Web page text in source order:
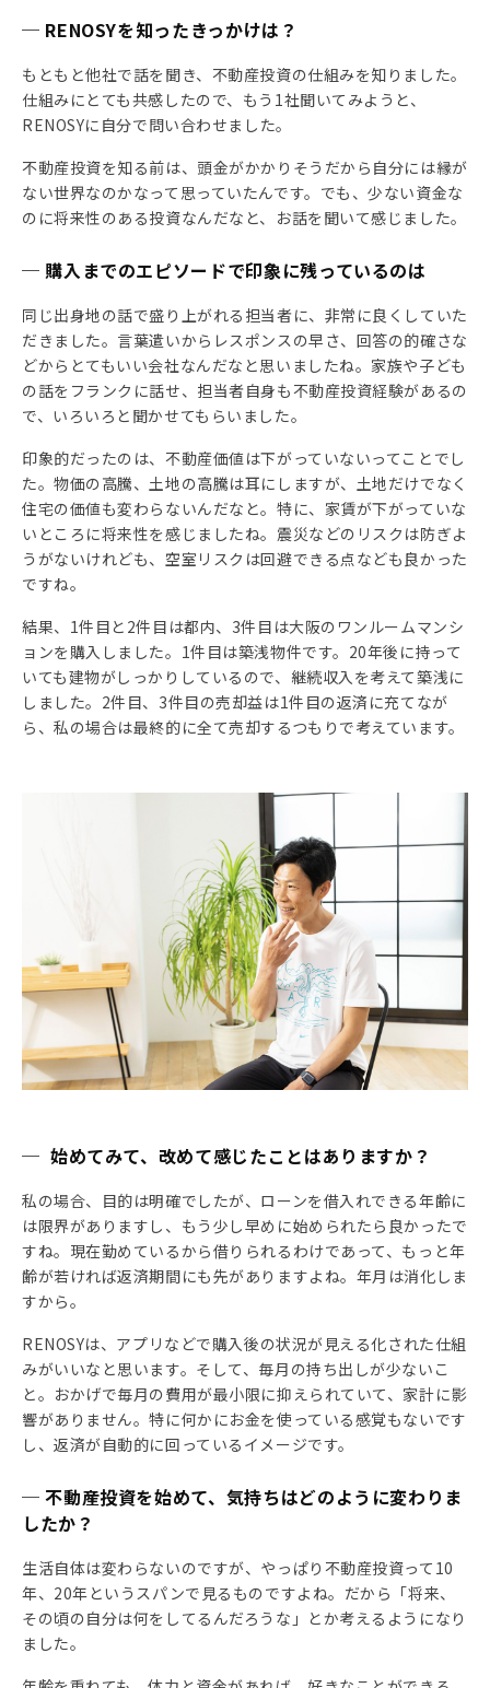
─ RENOSYを知ったきっかけは？
もともと他社で話を聞き、不動産投資の仕組みを知りました。
仕組みにとても共感したので、もう1社聞いてみようと、
RENOSYに自分で問い合わせました。
不動産投資を知る前は、頭金がかかりそうだから自分には縁が
ない世界なのかなって思っていたんです。でも、少ない資金な
のに将来性のある投資なんだなと、お話を聞いて感じました。
─ 購入までのエピソードで印象に残っているのは
同じ出身地の話で盛り上がれる担当者に、非常に良くしていた
だきました。言葉遣いからレスポンスの早さ、回答の的確さな
どからとてもいい会社なんだなと思いましたね。家族や子ども
の話をフランクに話せ、担当者自身も不動産投資経験があるの
で、いろいろと聞かせてもらいました。
印象的だったのは、不動産価値は下がっていないってことでし
た。物価の高騰、土地の高騰は耳にしますが、土地だけでなく
住宅の価値も変わらないんだなと。特に、家賃が下がっていな
いところに将来性を感じましたね。震災などのリスクは防ぎよ
うがないけれども、空室リスクは回避できる点なども良かった
ですね。
結果、1件目と2件目は都内、3件目は大阪のワンルームマンシ
ョンを購入しました。1件目は築浅物件です。20年後に持って
いても建物がしっかりしているので、継続収入を考えて築浅に
しました。2件目、3件目の売却益は1件目の返済に充てなが
ら、私の場合は最終的に全て売却するつもりで考えています。
─ 始めてみて、改めて感じたことはありますか？
私の場合、目的は明確でしたが、ローンを借入れできる年齢に
は限界がありますし、もう少し早めに始められたら良かったで
すね。現在勤めているから借りられるわけであって、もっと年
齢が若ければ返済期間にも先がありますよね。年月は消化しま
すから。
RENOSYは、アプリなどで購入後の状況が見える化された仕組
みがいいなと思います。そして、毎月の持ち出しが少ないこ
と。おかげで毎月の費用が最小限に抑えられていて、家計に影
響がありません。特に何かにお金を使っている感覚もないです
し、返済が自動的に回っているイメージです。
─ 不動産投資を始めて、気持ちはどのように変わりま
したか？
生活自体は変わらないのですが、やっぱり不動産投資って10
年、20年というスパンで見るものですよね。だから「将来、
その頃の自分は何をしてるんだろうな」とか考えるようになり
ました。